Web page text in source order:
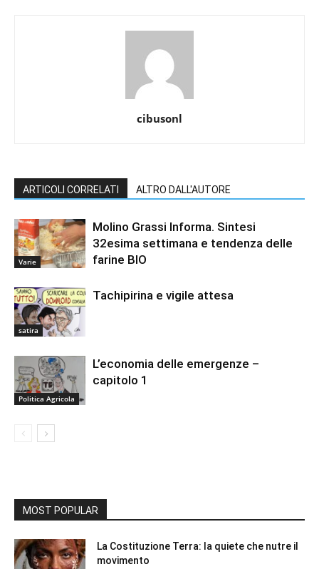
cibusonl
ARTICOLI CORRELATI ALTRO DALL'AUTORE
Varie
Molino Grassi Informa. Sintesi
32esima settimana e tendenza delle
farine BIO
satira
Tachipirina e vigile attesa
Politica Agricola
L’economia delle emergenze –
capitolo 1
MOST POPULAR
La Costituzione Terra: la quiete che nutre il
movimento